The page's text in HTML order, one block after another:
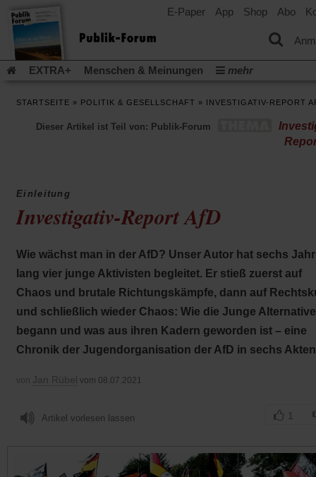
E-Paper App Shop Abo
EXTRA+ Menschen & Meinungen
mehr
EXTRA
Edition Dossier Weisheitsletter
Spiritletter
Urlaub und Nichtstun
einem
neuen
Gleichberechtigung
Künstliche Intelligenz
Tab)
Krieg und Frieden(Öffnet
einem
Tab)
Gott neu denken Krieg in der Ukraine
Flucht und Migration
Video-Podcast »Veranstaltungen«
Podcast »Veranstaltungen«
Schriftgröße ändern:
STARTSEITE » POLITIK & GESELLSCHAFT » INVESTIGATIV-REPORT
Dieser Artikel ist Teil von: Publik-Forum
Einleitung
Investigativ-Report AfD
Wie wächst man in der AfD? Unser Autor hat sechs
lang vier junge Aktivisten begleitet. Er stieß zuerst auf
Chaos und brutale Richtungskämpfe, dann auf
und schließlich wieder Chaos: Wie die Junge Alternative
begann und was aus ihren Kadern geworden ist – eine
Chronik der Jugendorganisation der AfD in sechs
von Jan Rübel vom 08.07.2021
Artikel vorlesen lassen 1